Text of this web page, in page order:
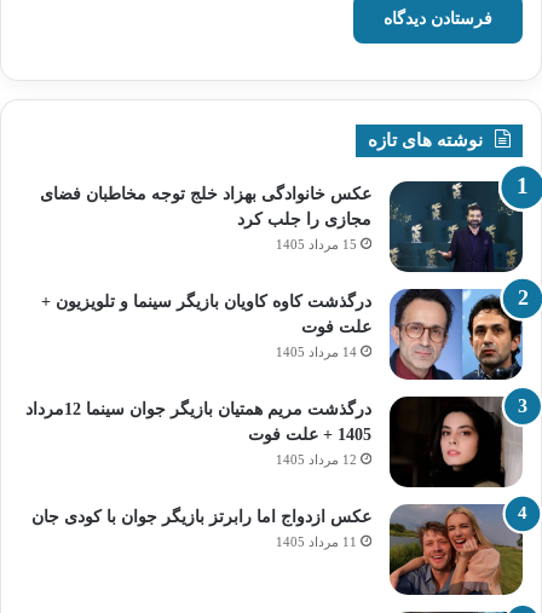
نوشته های تازه
عکس خانوادگی بهزاد خلج توجه مخاطبان فضای
مجازی را جلب کرد
15 مرداد 1405
درگذشت کاوه کاویان بازیگر سینما و تلویزیون +
علت فوت
14 مرداد 1405
درگذشت مریم همتیان بازیگر جوان سینما 12مرداد
1405 + علت فوت
12 مرداد 1405
عکس ازدواج اما رابرتز بازیگر جوان با کودی جان
11 مرداد 1405